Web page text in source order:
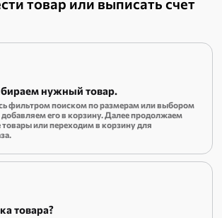
товар или выписать счет
нужный товар.
фильтром поиском по размерам или выбором
его в корзину. Далее продолжаем
товары или переходим в корзину для
товара?